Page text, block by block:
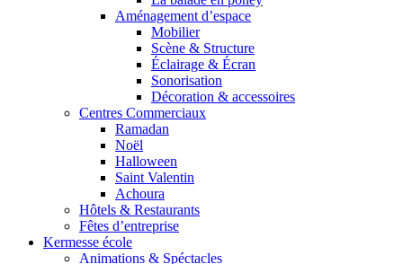
Aménagement d’espace
Mobilier
Scène & Structure
Éclairage & Écran
Sonorisation
Décoration & accessoires
Centres Commerciaux
Ramadan
Noël
Halloween
Saint Valentin
Achoura
Hôtels & Restaurants
Fêtes d’entreprise
Kermesse école
Animations & Spéctacles